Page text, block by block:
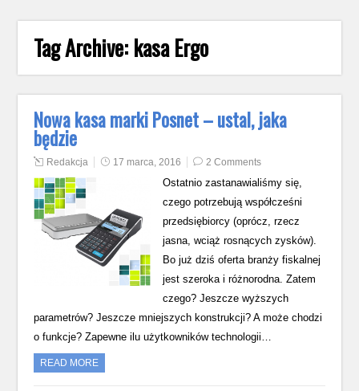
Tag Archive: kasa Ergo
Nowa kasa marki Posnet – ustal, jaka
będzie
Redakcja 17 marca, 2016 2 Comments
Ostatnio zastanawialiśmy się,
czego potrzebują współcześni
przedsiębiorcy (oprócz, rzecz
jasna, wciąż rosnących zysków).
Bo już dziś oferta branży fiskalnej
jest szeroka i różnorodna. Zatem
czego? Jeszcze wyższych
parametrów? Jeszcze mniejszych konstrukcji? A może chodzi
o funkcje? Zapewne ilu użytkowników technologii…
READ MORE